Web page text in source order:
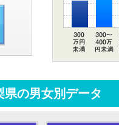
県の男女別データ